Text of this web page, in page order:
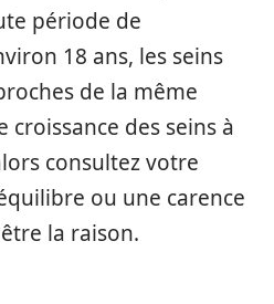
période de
18 ans, les seins
de la même
croissance des seins à
consultez votre
ou une carence
la raison.